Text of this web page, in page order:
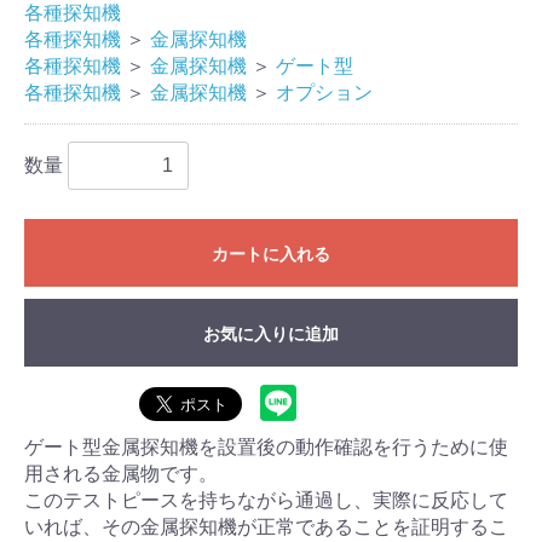
各種探知機
各種探知機 ＞ 金属探知機
各種探知機 ＞ 金属探知機 ＞ ゲート型
各種探知機 ＞ 金属探知機 ＞ オプション
数量
カートに入れる
お気に入りに追加
ゲート型金属探知機を設置後の動作確認を行うために使
用される金属物です。
このテストピースを持ちながら通過し、実際に反応して
いれば、その金属探知機が正常であることを証明するこ